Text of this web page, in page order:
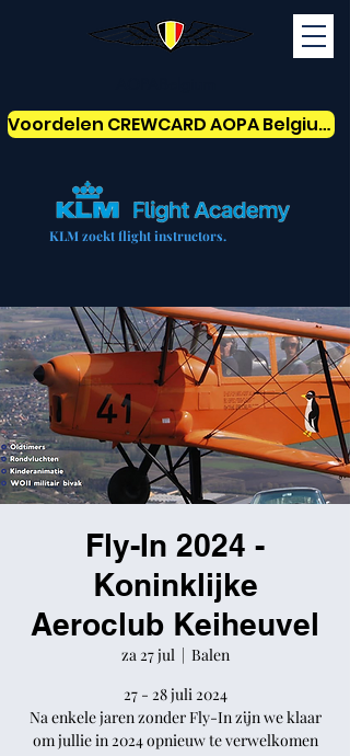
KLM zoekt flight instructors.
Voordelen CREWCARD AOPA Belgium
Fly-In 2024 -
Koninklijke
Aeroclub Keiheuvel
za 27 jul
  |
Balen
27 - 28 juli 2024
Na enkele jaren zonder Fly-In zijn we klaar
om jullie in 2024 opnieuw te verwelkomen